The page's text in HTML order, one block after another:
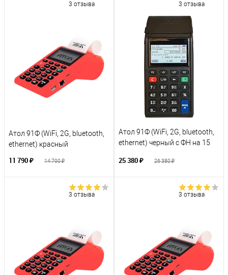
3 отзыва
Атол 91Ф (WiFi, 2G, bluetooth,
ethernet) красный
11 790 ₽ 14 790 ₽
3 отзыва
Атол 91Ф (WiFi, 2G, bluetooth,
ethernet) черный с ФН на 15
25 380 ₽ 26 380 ₽
3 отзыва 3 отзыва